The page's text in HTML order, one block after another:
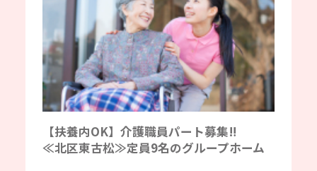
【扶養内OK】介護職員パート募集‼
≪北区東古松≫定員9名のグループホーム